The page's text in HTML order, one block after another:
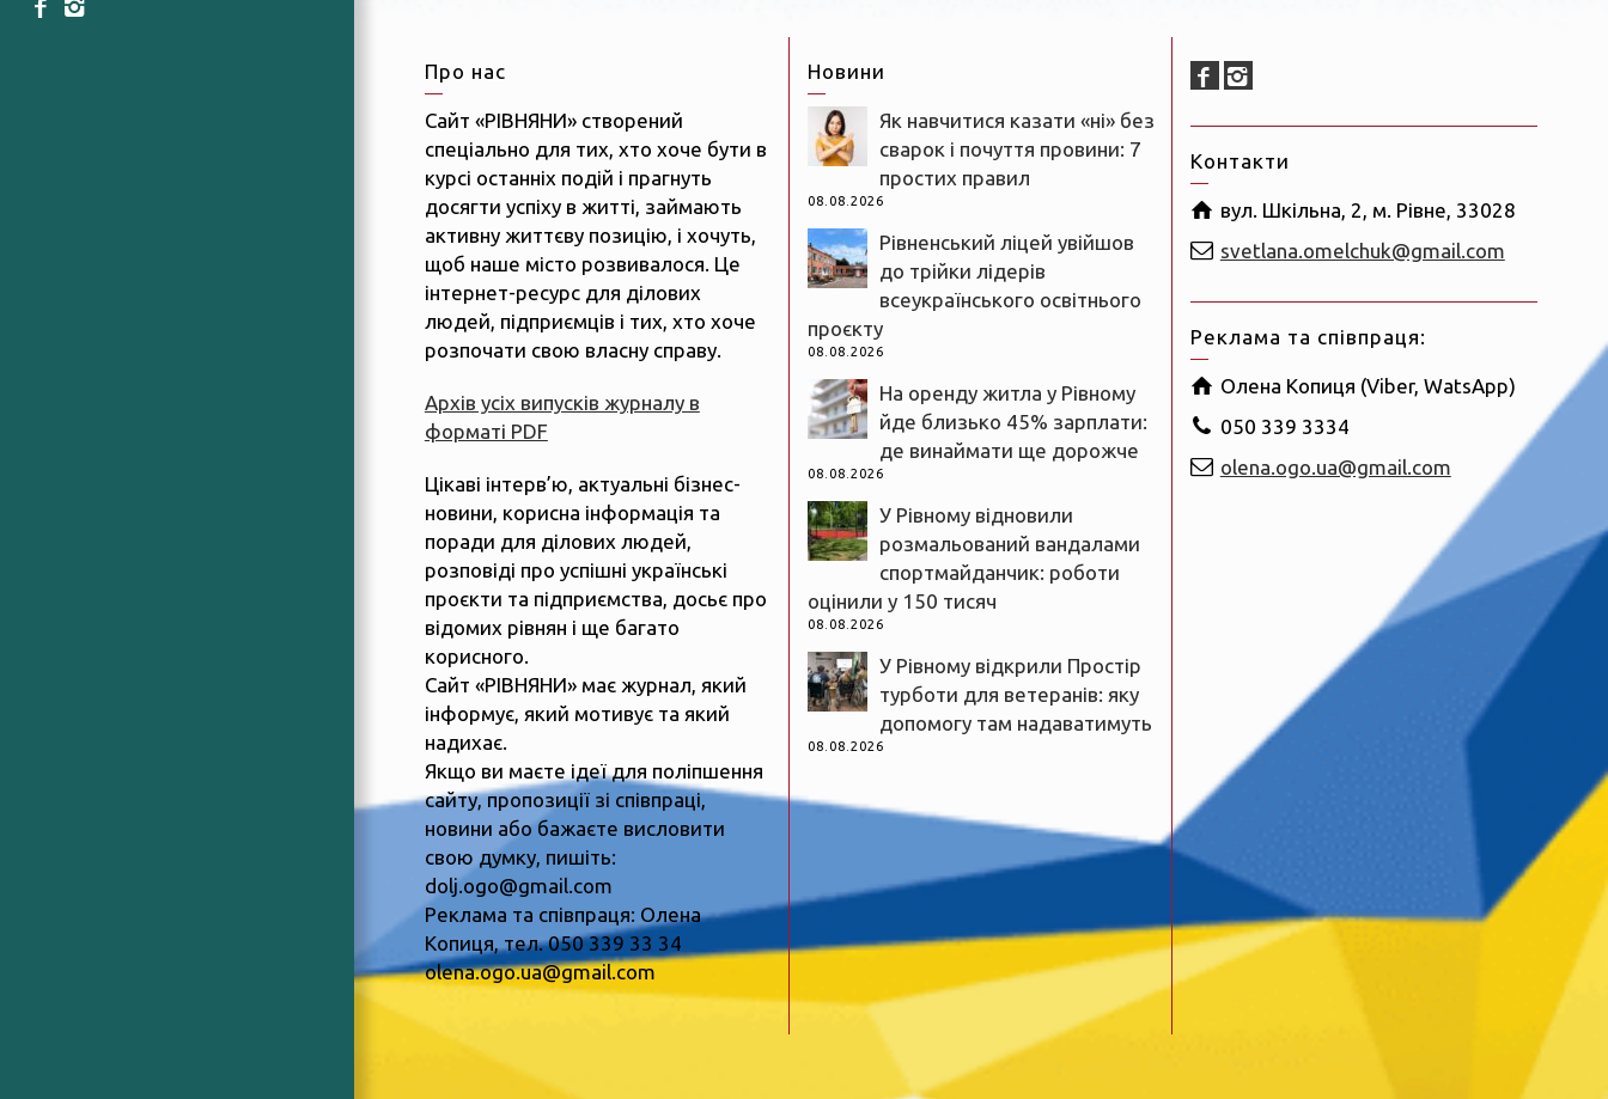
Про нас
Сайт «РІВНЯНИ» створений
спеціально для тих, хто хоче бути в
курсі останніх подій і прагнуть
досягти успіху в житті, займають
активну життєву позицію, і хочуть,
щоб наше місто розвивалося. Це
інтернет-ресурс для ділових
людей, підприємців і тих, хто хоче
розпочати свою власну справу.
Архів усіх випусків журналу в
форматі PDF
Цікаві інтерв’ю, актуальні бізнес-
новини, корисна інформація та
поради для ділових людей,
розповіді про успішні українські
проєкти та підприємства, досьє про
відомих рівнян і ще багато
корисного.
Сайт «РІВНЯНИ» має журнал, який
інформує, який мотивує та який
надихає.
Якщо ви маєте ідеї для поліпшення
сайту, пропозиції зі співпраці,
новини або бажаєте висловити
свою думку, пишіть:
dolj.ogo@gmail.com
Реклама та співпраця: Олена
Копиця, тел. 050 339 33 34
olena.ogo.ua@gmail.com
Новини
Як навчитися казати «ні» без
сварок і почуття провини: 7
простих правил
08.08.2026
Рівненський ліцей увійшов
до трійки лідерів
всеукраїнського освітнього
проєкту
08.08.2026
На оренду житла у Рівному
йде близько 45% зарплати:
де винаймати ще дорожче
08.08.2026
У Рівному відновили
розмальований вандалами
спортмайданчик: роботи
оцінили у 150 тисяч
08.08.2026
У Рівному відкрили Простір
турботи для ветеранів: яку
допомогу там надаватимуть
08.08.2026
Контакти
вул. Шкільна, 2, м. Рівне, 33028
svetlana.omelchuk@gmail.com
Реклама та співпраця:
Олена Копиця (Viber, WatsApp)
050 339 3334
olena.ogo.ua@gmail.com